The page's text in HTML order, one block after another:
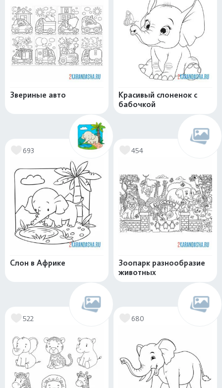
Звериные авто
Красивый слоненок с
бабочкой
693
Слон в Африке
454
Зоопарк разнообразие
животных
522 680